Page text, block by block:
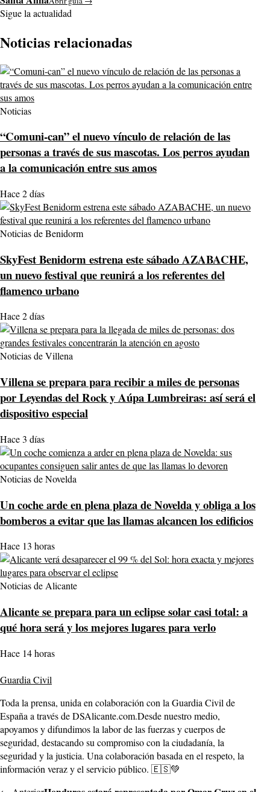
Sigue la actualidad
Noticias relacionadas
Noticias
“Comuni-can” el nuevo vínculo de relación de las
personas a través de sus mascotas. Los perros ayudan
a la comunicación entre sus amos
Hace 2 días
Noticias de Benidorm
SkyFest Benidorm estrena este sábado AZABACHE,
un nuevo festival que reunirá a los referentes del
flamenco urbano
Hace 2 días
Noticias de Villena
Villena se prepara para recibir a miles de personas
por Leyendas del Rock y Aúpa Lumbreiras: así será el
dispositivo especial
Hace 3 días
Noticias de Novelda
Un coche arde en plena plaza de Novelda y obliga a los
bomberos a evitar que las llamas alcancen los edificios
Hace 13 horas
Noticias de Alicante
Alicante se prepara para un eclipse solar casi total: a
qué hora será y los mejores lugares para verlo
Hace 14 horas
Guardia Civil
Toda la prensa, unida en colaboración con la Guardia Civil de
España a través de DSAlicante.com.Desde nuestro medio,
apoyamos y difundimos la labor de las fuerzas y cuerpos de
seguridad, destacando su compromiso con la ciudadanía, la
seguridad y la justicia. Una colaboración basada en el respeto, la
información veraz y el servicio público. 🇪🇸💚